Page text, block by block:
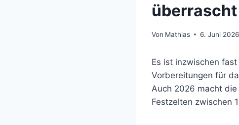
Von Mathias 6. Juni 2026
Es ist inzwischen
Vorbereitungen für
Auch 2026 macht
Festzelten zwischen